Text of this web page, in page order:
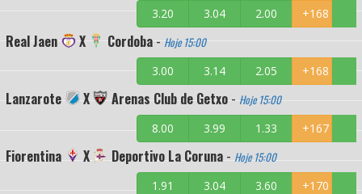
3.20 3.04 2.00 +168
Real Jaen X Cordoba - Hoje 15:00
3.00 3.14 2.05 +168
Lanzarote X Arenas Club de Getxo - Hoje 15:00
8.00 3.99 1.33 +167
Fiorentina X Deportivo La Coruna - Hoje 15:00
1.91 3.04 3.60 +170